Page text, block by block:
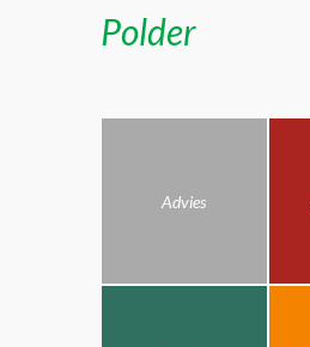
Polder
Advies